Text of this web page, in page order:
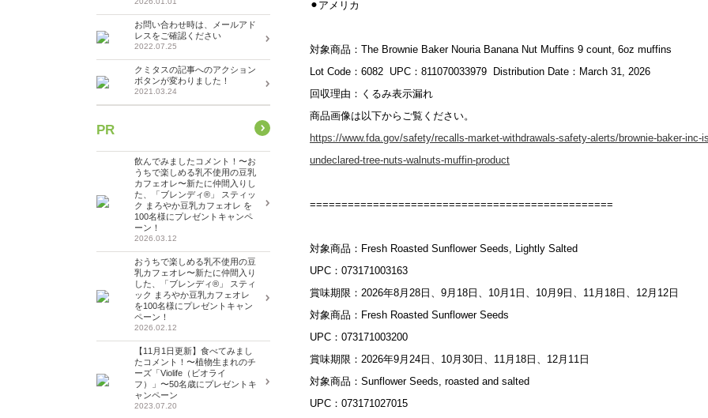
⚫︎アメリカ
対象商品：The Brownie Baker Nouria Banana Nut Muffins 9 count, 6oz muffins
Lot Code：6082 UPC：811070033979 Distribution Date：March 31, 2026
回収理由：くるみ表示漏れ
商品画像は以下からご覧ください。
https://www.fda.gov/safety/recalls-market-withdrawals-safety-alerts/brownie-baker-inc-
undeclared-tree-nuts-walnuts-muffin-product
================================================
対象商品：Fresh Roasted Sunflower Seeds, Lightly Salted
UPC：073171003163
賞味期限：2026年8月28日、9月18日、10月1日、10月9日、11月18日、12月12日
対象商品：Fresh Roasted Sunflower Seeds
UPC：073171003200
賞味期限：2026年9月24日、10月30日、11月18日、12月11日
対象商品：Sunflower Seeds, roasted and salted
UPC：073171027015
お問い合わせ時は、メールアド
レスをご確認ください
2022.07.25
クミタスの記事へのアクション
ボタンが変わりました！
2021.03.24
PR
飲んでみましたコメント！〜お
うちで楽しめる乳不使用の豆乳
カフェオレ〜新たに仲間入りし
た、「ブレンディ®」 スティッ
ク まろやか豆乳カフェオレ を
100名様にプレゼントキャンペ
ーン！
2026.03.12
おうちで楽しめる乳不使用の豆
乳カフェオレ〜新たに仲間入り
した、「ブレンディ®」 スティ
ック まろやか豆乳カフェオレ
を100名様にプレゼントキャン
ペーン！
2026.02.12
【11月1日更新】食べてみまし
たコメント！〜植物生まれのチ
ーズ「Violife（ビオライ
フ）」〜50名歳にプレゼントキ
ャンペーン
2023.07.20